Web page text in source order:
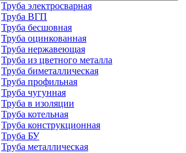
Труба электросварная
Труба ВГП
Труба бесшовная
Труба оцинкованная
Труба нержавеющая
Труба из цветного металла
Труба биметаллическая
Труба профильная
Труба чугунная
Труба в изоляции
Труба котельная
Труба конструкционная
Труба БУ
Труба металлическая